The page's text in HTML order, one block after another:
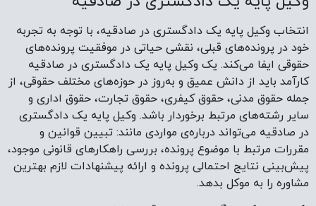
دقیق پرونده و شرایط موکل، مشاوره حقوقی لازم را به وی ارائه
دهد. وکیل پایه یک دادگستری در صادقیه موظف است اطلاعات
و اسرار موکل خود را محرمانه نگه دارد و در انجام وظایف خود،
صداقت و امانت‌داری را سرلوحه کار خود قرار دهد.
وکیل پایه یک دادگستری در صادقیه باید از توانایی بالایی در
تحلیل مسائل حقوقی، استخراج نکات کلیدی پرونده و ارائه
استدلال‌های حقوقی قوی و متقن برخوردار باشد. وکیل پایه یک
دادگستری در صادقیه باید بتواند به طور دقیق و کارآمد در منابع
حقوقی، از جمله قوانین، مقررات، رویه قضایی و نظرات